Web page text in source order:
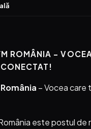
ROMÂNIA –
– Vocea care
este postul de